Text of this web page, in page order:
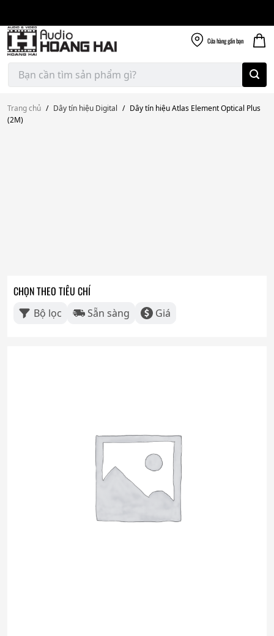
content
Cửa hànggần bạn
Tìm
kiếm:
Trang chủ / Dây tín hiệu Digital / Dây tín hiệu Atlas Element Optical Plus
(2M)
CHỌN THEO TIÊU CHÍ
Bộ lọc Sẵn sàng Giá